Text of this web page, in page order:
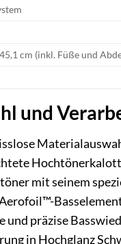
cm (inkl. Füße und
und
mit seinem
und präzise
in Hochglanz